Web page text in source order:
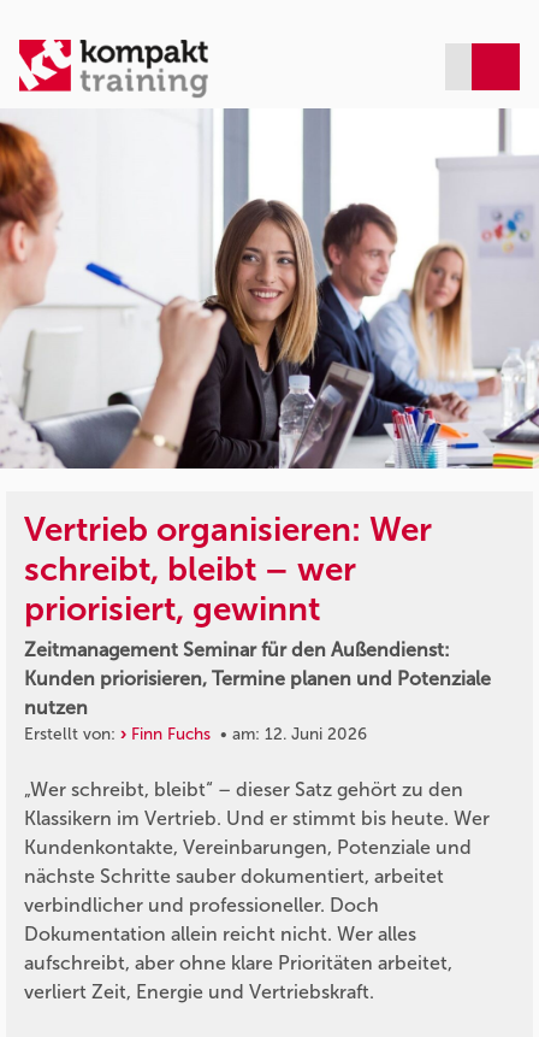
Vertrieb organisieren: Wer
schreibt, bleibt – wer
priorisiert, gewinnt
Zeitmanagement Seminar für den Außendienst:
Kunden priorisieren, Termine planen und Potenziale
nutzen
Erstellt von: Finn Fuchs • am: 12. Juni 2026
„Wer schreibt, bleibt“ – dieser Satz gehört zu den
Klassikern im Vertrieb. Und er stimmt bis heute. Wer
Kundenkontakte, Vereinbarungen, Potenziale und
nächste Schritte sauber dokumentiert, arbeitet
verbindlicher und professioneller. Doch
Dokumentation allein reicht nicht. Wer alles
aufschreibt, aber ohne klare Prioritäten arbeitet,
verliert Zeit, Energie und Vertriebskraft.